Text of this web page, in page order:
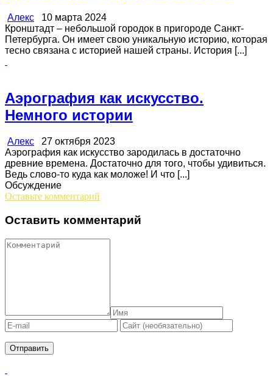
Алекс 10 марта 2024
Кронштадт – небольшой городок в пригороде Санкт-
Петербурга. Он имеет свою уникальную историю, которая
тесно связана с историей нашей страны. История [...]
Аэрография как искусство.
Немного истории
Алекс 27 октября 2023
Аэрография как искусство зародилась в достаточно
древние времена. Достаточно для того, чтобы удивиться.
Ведь слово-то куда как моложе! И что [...]
Обсуждение
Оставьте комментарий
Оставить комментарий